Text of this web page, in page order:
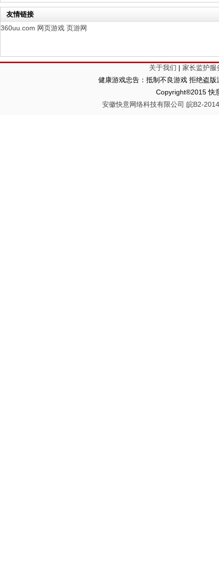
友情链接
360uu.com 网页游戏 页游网
关于我们 | 家长监护服
健康游戏忠告：抵制不良游戏 拒绝盗
Copyright®2015 快
安徽快意网络科技有限公司 皖B2-